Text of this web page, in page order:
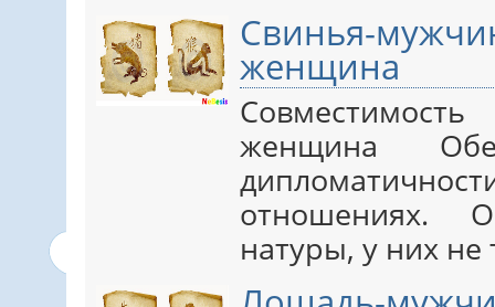
Свинья-
женщина
женщина
отношениях.
натуры, у них не